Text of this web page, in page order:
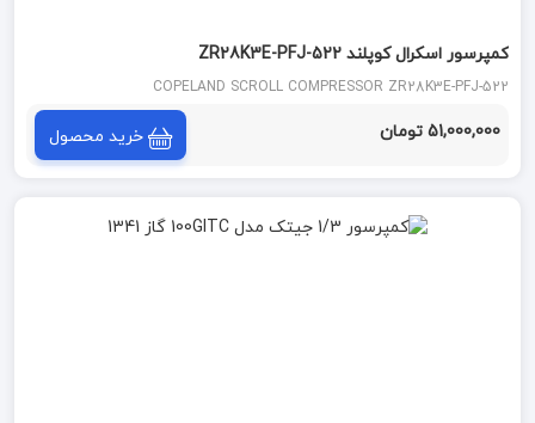
کمپرسور اسکرال کوپلند ZR28K3E-PFJ-522
COPELAND SCROLL COMPRESSOR ZR28K3E-PFJ-522
51,000,000 تومان خرید محصول